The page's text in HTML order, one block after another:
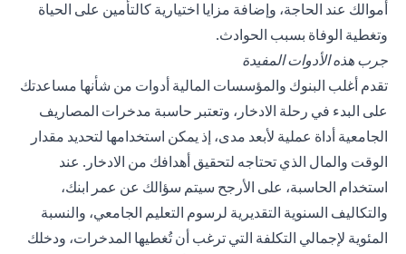
أموالك عند الحاجة، وإضافة مزايا اختيارية كالتأمين على الحياة
وتغطية الوفاة بسبب الحوادث.
جرب هذه الأدوات المفيدة
تقدم أغلب البنوك والمؤسسات المالية أدوات من شأنها مساعدتك
على البدء في رحلة الادخار، وتعتبر حاسبة مدخرات المصاريف
الجامعية أداة عملية لأبعد مدى، إذ يمكن استخدامها لتحديد مقدار
الوقت والمال الذي تحتاجه لتحقيق أهدافك من الادخار. عند
استخدام الحاسبة، على الأرجح سيتم سؤالك عن عمر ابنك،
والتكاليف السنوية التقديرية لرسوم التعليم الجامعي، والنسبة
المئوية لإجمالي التكلفة التي ترغب أن تُغطيها المدخرات، ودخلك